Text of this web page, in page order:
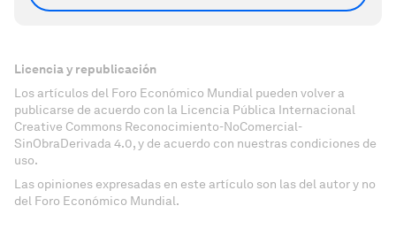
Licencia y republicación
Los artículos del Foro Económico Mundial pueden volver a
publicarse de acuerdo con la Licencia Pública Internacional
Creative Commons Reconocimiento-NoComercial-
SinObraDerivada 4.0, y de acuerdo con nuestras condiciones de
uso.
Las opiniones expresadas en este artículo son las del autor y no
del Foro Económico Mundial.